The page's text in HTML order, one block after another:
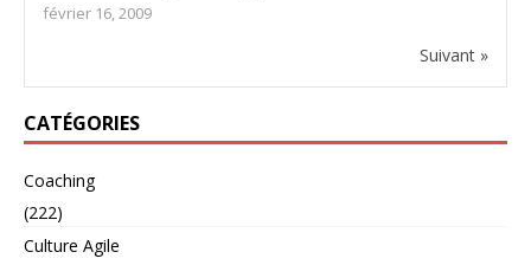
février 16, 2009
Suivant »
CATÉGORIES
Coaching
(222)
Culture Agile